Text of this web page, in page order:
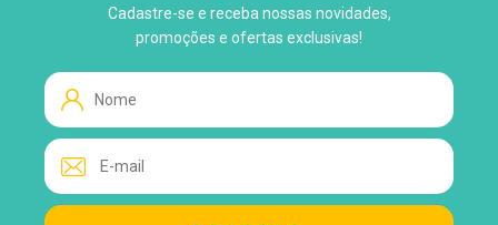
Cadastre-se e receba nossas novidades,
promoções e ofertas exclusivas!
WhatsApp
Tire suas Dúvidas!
Lo Loja